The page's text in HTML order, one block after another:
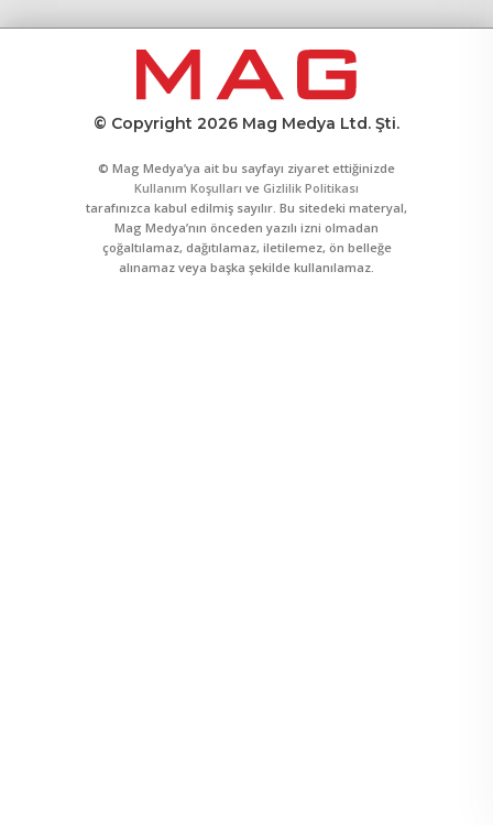
© Copyright 2026 Mag Medya Ltd. Şti.
© Mag Medya’ya ait bu sayfayı ziyaret ettiğinizde
Kullanım Koşulları ve Gizlilik Politikası
tarafınızca kabul edilmiş sayılır. Bu sitedeki materyal,
Mag Medya’nın önceden yazılı izni olmadan
çoğaltılamaz, dağıtılamaz, iletilemez, ön belleğe
alınamaz veya başka şekilde kullanılamaz.